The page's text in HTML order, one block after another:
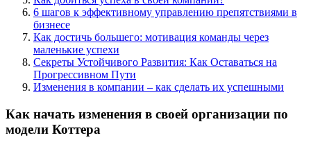
6 шагов к эффективному управлению препятствиями в
бизнесе
Как достичь большего: мотивация команды через
маленькие успехи
Секреты Устойчивого Развития: Как Оставаться на
Прогрессивном Пути
Изменения в компании – как сделать их успешными
Как начать изменения в своей организации по
модели Коттера